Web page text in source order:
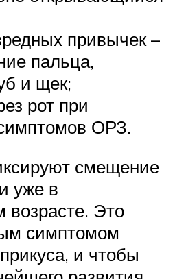
привычек –
пальца,
и щек;
рот при
ОРЗ.
смещение
уже в
Это
симптомом
и чтобы